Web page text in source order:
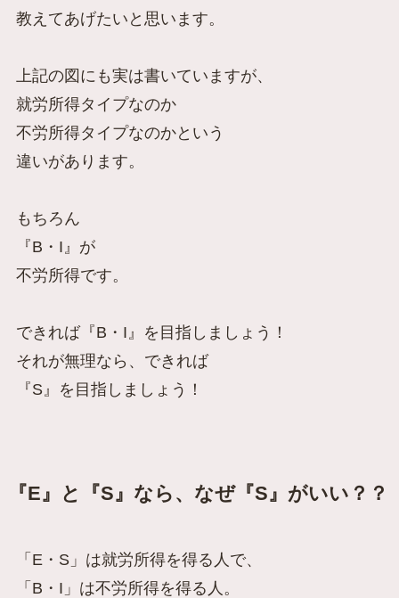
教えてあげたいと思います。
上記の図にも実は書いていますが、
就労所得タイプなのか
不労所得タイプなのかという
違いがあります。
もちろん
『B・I』が
不労所得です。
できれば『B・I』を目指しましょう！
それが無理なら、できれば
『S』を目指しましょう！
『E』と『S』なら、なぜ『S』がいい？？
「E・S」は就労所得を得る人で、
「B・I」は不労所得を得る人。